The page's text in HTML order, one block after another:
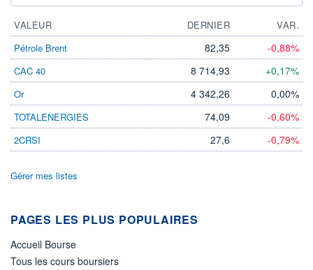
ACTIF NET (EUR)
2 338M / 31.07.26
NOTATION MORNINGSTAR ⁽¹⁾
RISQUE DU FONDS (SRI)
+ PORTEFEUILLE + LISTE
VALEUR DERNIER
VAR.
Pétrole Brent
82,35 -0,88%
CAC 40 8 714,93 +0,17%
Or 4 342,26 0,00%
TOTALENERGIES 74,09 -0,60%
2CRSI 27,6 -0,79%
Gérer mes listes
PAGES LES PLUS POPULAIRES
Accueil Bourse
Tous les cours boursiers